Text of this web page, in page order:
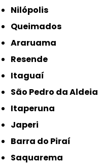
Nilópolis
Queimados
Araruama
Resende
Itaguaí
São Pedro da Aldeia
Itaperuna
Japeri
Barra do Piraí
Saquarema